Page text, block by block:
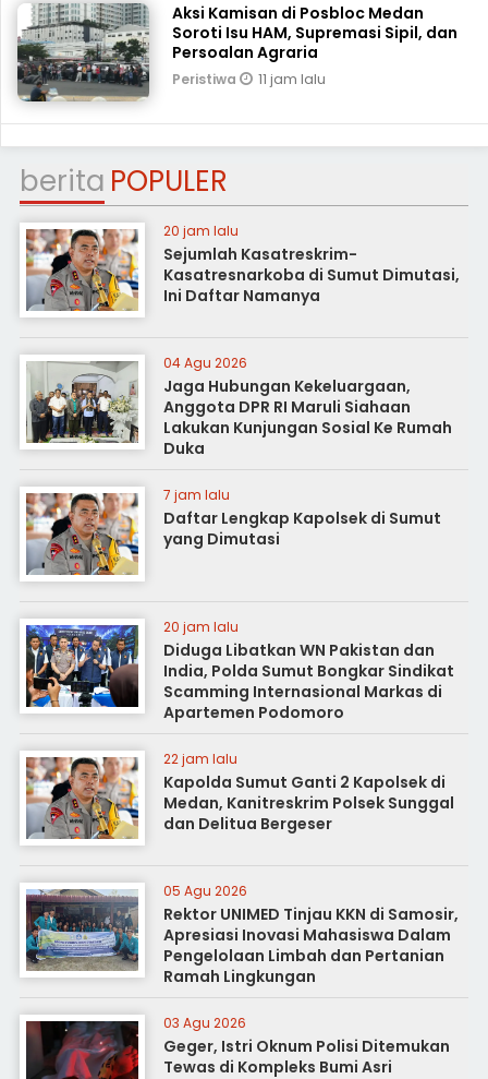
Aksi Kamisan di Posbloc Medan
Soroti Isu HAM, Supremasi Sipil, dan
Persoalan Agraria
Peristiwa 11 jam lalu
berita POPULER
20 jam lalu
Sejumlah Kasatreskrim-
Kasatresnarkoba di Sumut Dimutasi,
Ini Daftar Namanya
04 Agu 2026
Jaga Hubungan Kekeluargaan,
Anggota DPR RI Maruli Siahaan
Lakukan Kunjungan Sosial Ke Rumah
Duka
7 jam lalu
Daftar Lengkap Kapolsek di Sumut
yang Dimutasi
20 jam lalu
Diduga Libatkan WN Pakistan dan
India, Polda Sumut Bongkar Sindikat
Scamming Internasional Markas di
Apartemen Podomoro
22 jam lalu
Kapolda Sumut Ganti 2 Kapolsek di
Medan, Kanitreskrim Polsek Sunggal
dan Delitua Bergeser
05 Agu 2026
Rektor UNIMED Tinjau KKN di Samosir,
Apresiasi Inovasi Mahasiswa Dalam
Pengelolaan Limbah dan Pertanian
Ramah Lingkungan
03 Agu 2026
Geger, Istri Oknum Polisi Ditemukan
Tewas di Kompleks Bumi Asri